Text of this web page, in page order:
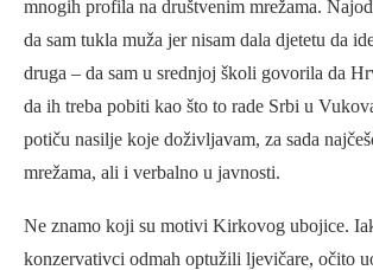
mnogih profila na društvenim mrežama.
da sam tukla muža jer nisam dala djetetu da
druga – da sam u srednjoj školi govorila da
da ih treba pobiti kao što to rade Srbi u
potiču nasilje koje doživljavam, za sada
mrežama, ali i verbalno u javnosti.
Ne znamo koji su motivi Kirkovog ubojice.
konzervativci odmah optužili ljevičare, očito